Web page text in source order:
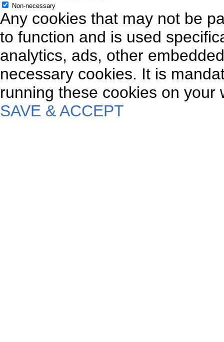
Non-necessary
Any cookies that may not be
to function and is used
analytics, ads, other
necessary cookies. It is
running these cookies on your
SAVE & ACCEPT